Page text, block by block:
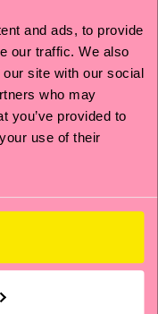
and ads, to provide
our traffic. We also
site with our social
who may
you’ve provided to
use of their
Sock
Preis
-50%